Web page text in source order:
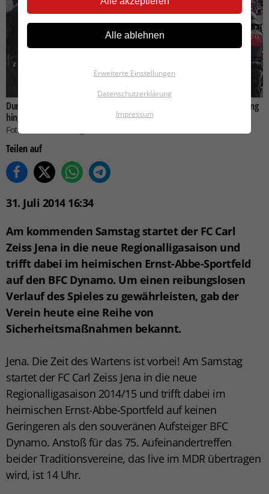
Durch gezielte organisatorische Maßnahmen auf eine strikte Fantrennung
hingewirken.
Foto: Michael Baumgarten
Teilen auf
31. Juli 2014 16:34
Am kommenden Samstag startet der FC Carl
Zeiss Jena in die neue Regionalligasaison und
trifft dabei im heimischen Ernst-Abbe-Sportfeld
auf den BFC Dynamo. Um einen reibungslosen
Verlauf des Spieles zu gewährleisten, gab der
Verein heute eine Reihe von
Sicherheitsmaßnahmen bekannt.
Jena. Die Zeit des Wartens ist vorbei! Am Samstag
startet der FC Carl Zeiss Jena in die neue
Regionalligasaison 2014/15 und trifft dabei im
heimischen Ernst-Abbe-Sportfeld auf keinen
Geringeren als den souveränen Aufsteiger BFC
Dynamo. Anstoß für das 75. Aufeinandertreffen
beider Traditionsvereine, das live im MDR übertragen
wird, ist 14 Uhr.
Alle ablehnen
Erweiterte Einstellungen
Datenschutzerklärung
Impressum